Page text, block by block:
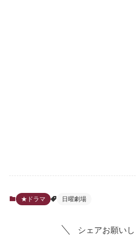
★ドラマ 日曜劇場
シェアお願い